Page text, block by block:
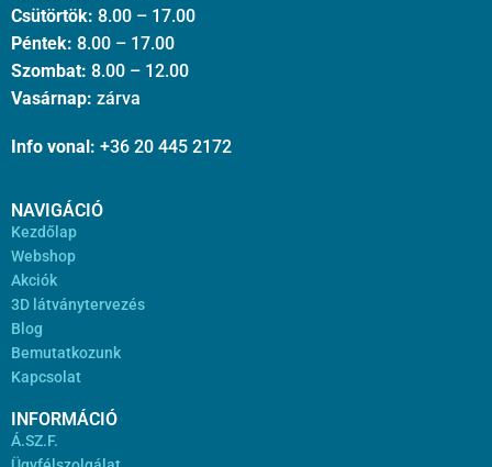
Csütörtök: 8.00 – 17.00
Péntek: 8.00 – 17.00
Szombat: 8.00 – 12.00
Vasárnap: zárva
Info vonal: +36 20 445 2172
NAVIGÁCIÓ
Kezdőlap
Webshop
Akciók
3D látványtervezés
Blog
Bemutatkozunk
Kapcsolat
INFORMÁCIÓ
Á.SZ.F.